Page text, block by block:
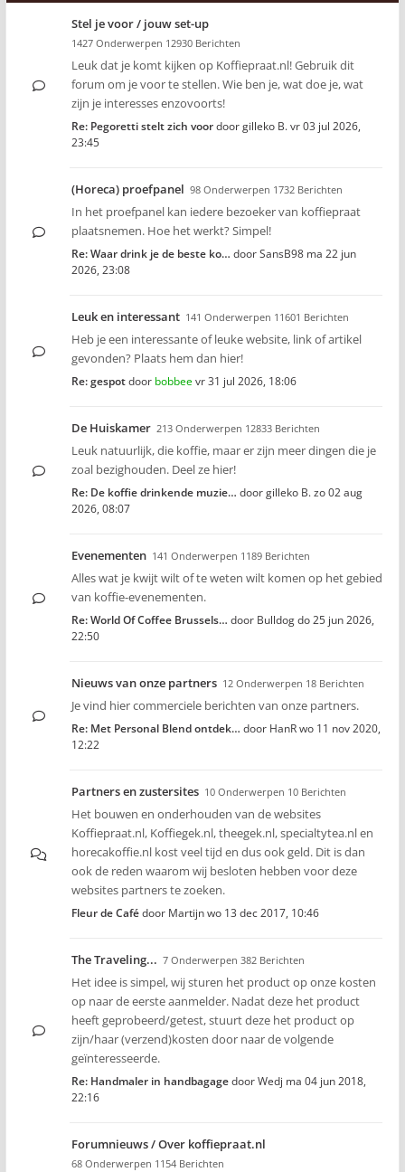
Stel je voor / jouw set-up
1427 Onderwerpen 12930 Berichten
Leuk dat je komt kijken op Koffiepraat.nl! Gebruik dit
forum om je voor te stellen. Wie ben je, wat doe je, wat
zijn je interesses enzovoorts!
Re: Pegoretti stelt zich voordoorgilleko B.vr 03 jul 2026,
23:45
(Horeca) proefpanel 98 Onderwerpen 1732 Berichten
In het proefpanel kan iedere bezoeker van koffiepraat
plaatsnemen. Hoe het werkt? Simpel!
Re: Waar drink je de beste ko… doorSansB98 ma 22 jun
2026, 23:08
Leuk en interessant 141 Onderwerpen 11601 Berichten
Heb je een interessante of leuke website, link of artikel
gevonden? Plaats hem dan hier!
Re: gespotdoor bobbeevr 31 jul 2026, 18:06
De Huiskamer 213 Onderwerpen 12833 Berichten
Leuk natuurlijk, die koffie, maar er zijn meer dingen die je
zoal bezighouden. Deel ze hier!
Re: De koffie drinkende muzie… doorgilleko B.zo 02 aug
2026, 08:07
Evenementen 141 Onderwerpen 1189 Berichten
Alles wat je kwijt wilt of te weten wilt komen op het gebied
van koffie-evenementen.
Re: World Of Coffee Brussels… door Bulldogdo 25 jun 2026,
22:50
Nieuws van onze partners 12 Onderwerpen 18 Berichten
Je vind hier commerciele berichten van onze partners.
Re: Met Personal Blend ontdek… door HanRwo 11 nov 2020,
12:22
Partners en zustersites 10 Onderwerpen 10 Berichten
Het bouwen en onderhouden van de websites
Koffiepraat.nl, Koffiegek.nl, theegek.nl, specialtytea.nl en
horecakoffie.nl kost veel tijd en dus ook geld. Dit is dan
ook de reden waarom wij besloten hebben voor deze
websites partners te zoeken.
Fleur de Cafédoor Martijnwo 13 dec 2017, 10:46
The Traveling... 7 Onderwerpen 382 Berichten
Het idee is simpel, wij sturen het product op onze kosten
op naar de eerste aanmelder. Nadat deze het product
heeft geprobeerd/getest, stuurt deze het product op
zijn/haar (verzend)kosten door naar de volgende
geïnteresseerde.
Re: Handmaler in handbagagedoorWedj ma 04 jun 2018,
22:16
Forumnieuws / Over koffiepraat.nl
68 Onderwerpen 1154 Berichten